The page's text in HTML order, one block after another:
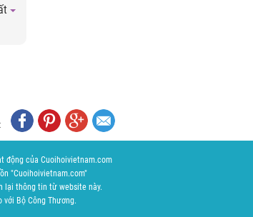
động của Cuoihoivietnam.com
"Cuoihoivietnam.com"
lại thông tin từ website này.
với Bộ Công Thương.